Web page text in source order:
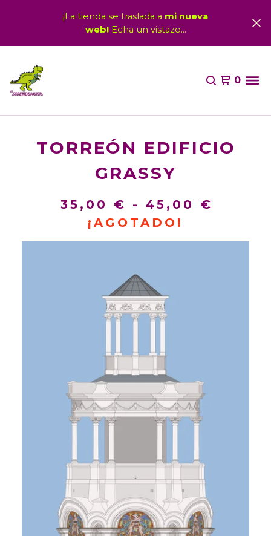
¡La tienda se traslada a mi nueva
web! Echa un vistazo...
0
TORREÓN EDIFICIO
GRASSY
35,00 € - 45,00 €
¡AGOTADO!